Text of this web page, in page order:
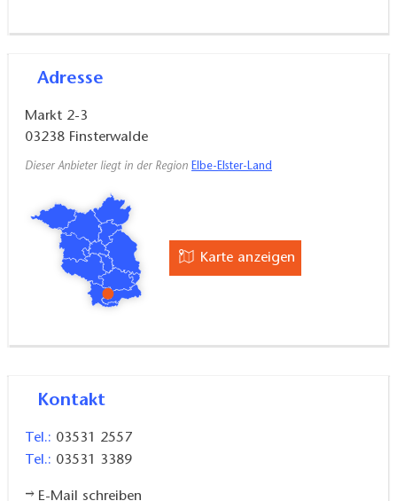
Adresse
Markt 2-3
03238 Finsterwalde
Dieser Anbieter liegt in der Region Elbe-Elster-Land
Karte anzeigen
Kontakt
Tel.: 03531 2557
Tel.: 03531 3389
E-Mail schreiben